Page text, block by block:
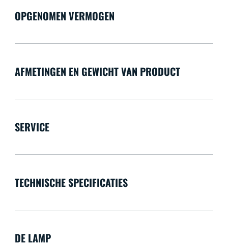
OPGENOMEN VERMOGEN
AFMETINGEN EN GEWICHT VAN PRODUCT
SERVICE
TECHNISCHE SPECIFICATIES
DE LAMP